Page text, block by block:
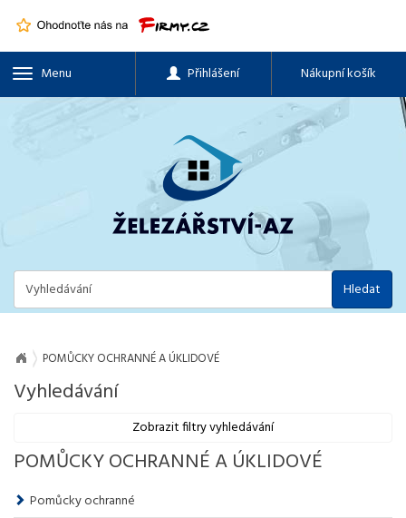
Menu Přihlášení Nákupní košík
Hledat
POMŮCKY OCHRANNÉ A ÚKLIDOVÉ
Vyhledávání
Zobrazit filtry vyhledávání
POMŮCKY OCHRANNÉ A ÚKLIDOVÉ
Pomůcky ochranné